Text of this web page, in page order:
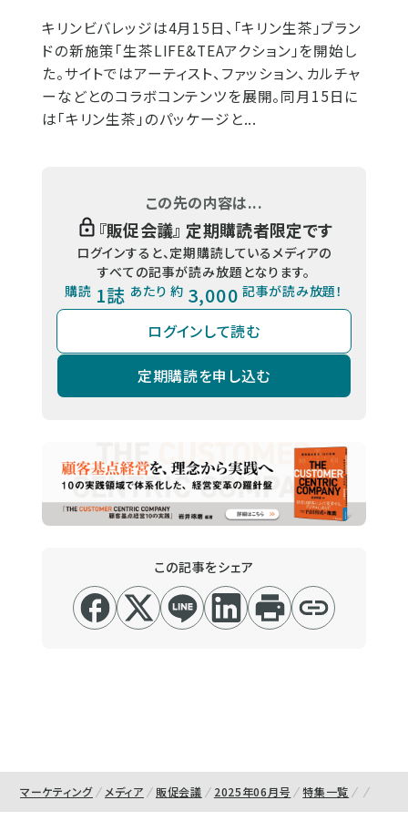
キリンビバレッジは4月15日、「キリン生茶」ブラン
ドの新施策「生茶LIFE&TEAアクション」を開始し
た。サイトではアーティスト、ファッション、カルチャ
ーなどとのコラボコンテンツを展開。同月15日に
は「キリン生茶」のパッケージと...
この先の内容は...
『販促会議』 定期購読者限定です
ログインすると、定期購読しているメディアの
すべての記事が読み放題となります。
購読 1誌 あたり 約 3,000 記事が読み放題！
ログインして読む
定期購読を申し込む
この記事をシェア
マーケティング メディア 販促会議 2025年06月号 特集一覧